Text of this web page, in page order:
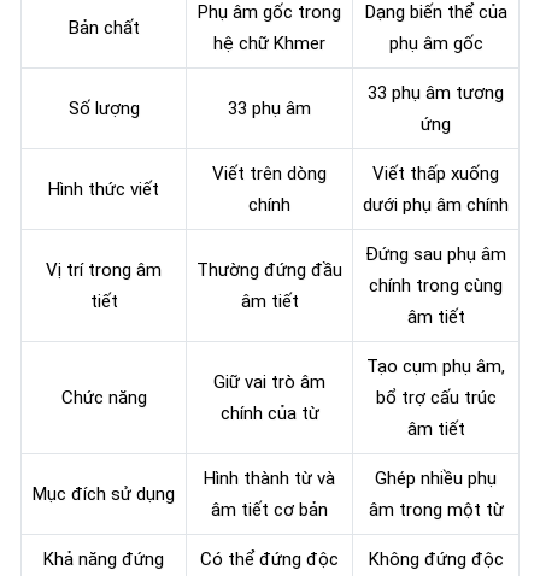
Bản chất
Phụ âm gốc trong
hệ chữ Khmer
Dạng biến thể của
phụ âm gốc
Số lượng 33 phụ âm
33 phụ âm tương
ứng
Hình thức viết
Viết trên dòng
chính
Viết thấp xuống
dưới phụ âm chính
Vị trí trong âm
tiết
Thường đứng đầu
âm tiết
Đứng sau phụ âm
chính trong cùng
âm tiết
Chức năng
Giữ vai trò âm
chính của từ
Tạo cụm phụ âm,
bổ trợ cấu trúc
âm tiết
Mục đích sử dụng
Hình thành từ và
âm tiết cơ bản
Ghép nhiều phụ
âm trong một từ
Khả năng đứng
Có thể đứng độc
Không đứng độc